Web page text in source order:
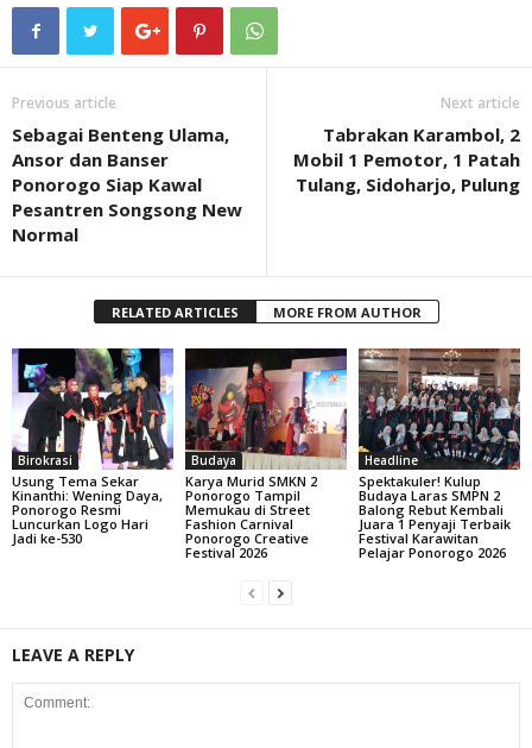
Previous article
Sebagai Benteng Ulama,
Ansor dan Banser
Ponorogo Siap Kawal
Pesantren Songsong New
Normal
Next article
Tabrakan Karambol, 2
Mobil 1 Pemotor, 1 Patah
Tulang, Sidoharjo, Pulung
RELATED ARTICLES MORE FROM AUTHOR
Birokrasi
Usung Tema Sekar
Kinanthi: Wening Daya,
Ponorogo Resmi
Luncurkan Logo Hari
Jadi ke-530
Budaya
Karya Murid SMKN 2
Ponorogo Tampil
Memukau di Street
Fashion Carnival
Ponorogo Creative
Festival 2026
Headline
Spektakuler! Kulup
Budaya Laras SMPN 2
Balong Rebut Kembali
Juara 1 Penyaji Terbaik
Festival Karawitan
Pelajar Ponorogo 2026
LEAVE A REPLY